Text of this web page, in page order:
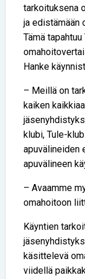
tarkoituksena
ja edistämään
Tämä
Hanke
– Meillä on
kaiken
klubi, Tule-
apuvälineiden
apuvälineen
– Avaamme
omahoitoon
Käyntien
käsittelevä
viidellä